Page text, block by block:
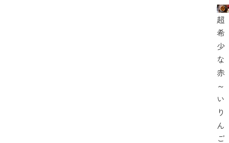
超
希
少
な
赤
～
い
り
ん
ご